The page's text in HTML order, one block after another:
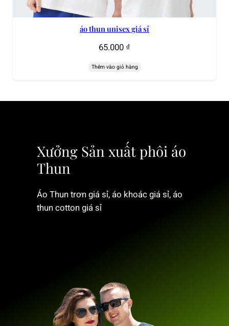
áo thun unisex giá sỉ
65.000 ₫
Thêm vào giỏ hàng
Xưởng Sản xuất phôi áo
Thun
Áo Thun trơn giá sỉ, áo khoác giá sỉ, áo
thun cotton giá sỉ